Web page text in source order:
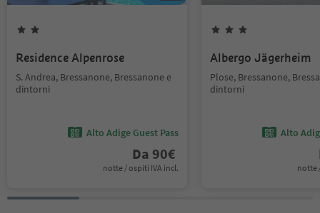
Residence Alpenrose
S. Andrea, Bressanone, Bressanone e
dintorni
Alto Adige Guest Pass
Da 90€
notte / ospiti IVA incl.
Albergo Jägerheim
Plose, Bressanone,
dintorni
Alto
notte